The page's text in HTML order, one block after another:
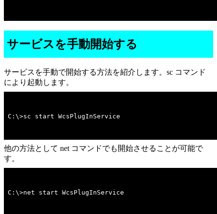
サービスを手動開始する
サービスを手動で開始する方法を紹介します。sc コマンド
により起動します。
C:\>sc start WcsPlugInService
他の方法として net コマンドでも開始させることが可能で
す。
C:\>net start WcsPlugInService